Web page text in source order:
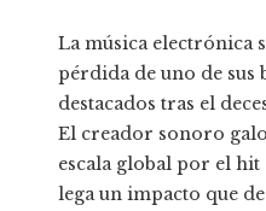
La música electrónica
pérdida de uno de sus
destacados tras el
El creador sonoro
escala global por el hit
lega un impacto que